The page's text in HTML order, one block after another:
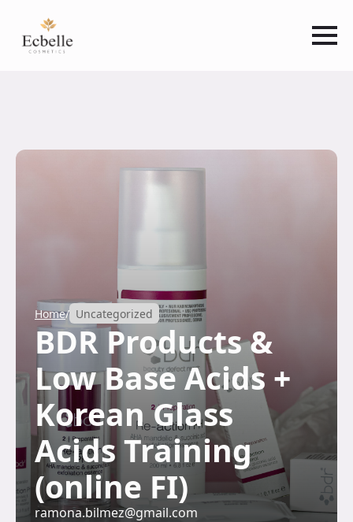
Home/ Uncategorized
BDR Products &
Low Base Acids +
Korean Glass
Acids Training
(online FI)
ramona.bilmez@gmail.com